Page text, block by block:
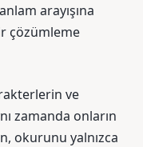
arayışına
çözümleme
ve
zamanda onların
okurunu yalnızca